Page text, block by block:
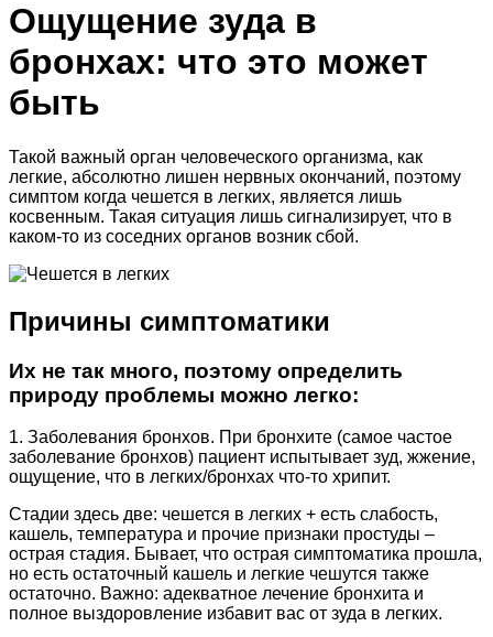
Ощущение зуда в
бронхах: что это может
быть
Такой важный орган человеческого организма, как
легкие, абсолютно лишен нервных окончаний, поэтому
симптом когда чешется в легких, является лишь
косвенным. Такая ситуация лишь сигнализирует, что в
каком-то из соседних органов возник сбой.
Причины симптоматики
Их не так много, поэтому определить
природу проблемы можно легко:
1. Заболевания бронхов. При бронхите (самое частое
заболевание бронхов) пациент испытывает зуд, жжение,
ощущение, что в легких/бронхах что-то хрипит.
Стадии здесь две: чешется в легких + есть слабость,
кашель, температура и прочие признаки простуды –
острая стадия. Бывает, что острая симптоматика прошла,
но есть остаточный кашель и легкие чешутся также
остаточно. Важно: адекватное лечение бронхита и
полное выздоровление избавит вас от зуда в легких.